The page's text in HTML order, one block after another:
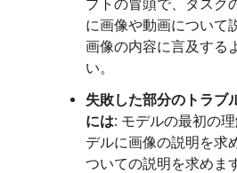
プトの冒頭で、タスク
に画像や動画について
画像の内容に言及する
い。
失敗した部分のトラブ
には: モデルの最初の
デルに画像の説明を求
ついての説明を求めま